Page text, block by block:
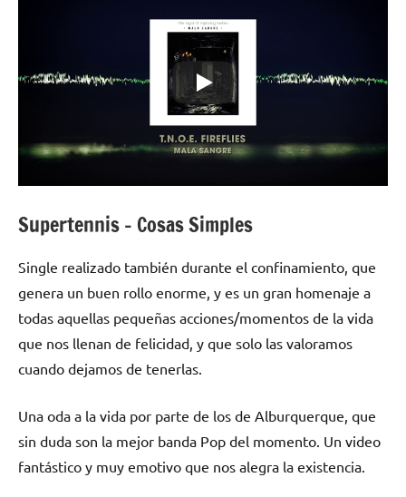
Supertennis – Cosas Simples
Single realizado también durante el confinamiento, que
genera un buen rollo enorme, y es un gran homenaje a
todas aquellas pequeñas acciones/momentos de la vida
que nos llenan de felicidad, y que solo las valoramos
cuando dejamos de tenerlas.
Una oda a la vida por parte de los de Alburquerque, que
sin duda son la mejor banda Pop del momento. Un video
fantástico y muy emotivo que nos alegra la existencia.